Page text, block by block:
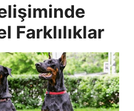
Farklılıklar